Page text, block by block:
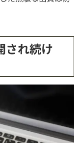
され続け